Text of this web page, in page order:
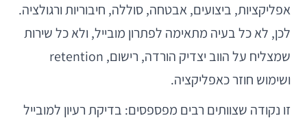
אפליקציות, ביצועים, אבטחה, סוללה, חיבוריות ורגולציה.
לכן, לא כל בעיה מתאימה לפתרון מובייל, ולא כל שירות
שמצליח על הווב יצדיק הורדה, רישום, retention
ושימוש חוזר כאפליקציה.
זו נקודה שצוותים רבים מפספסים: בדיקת רעיון למובייל